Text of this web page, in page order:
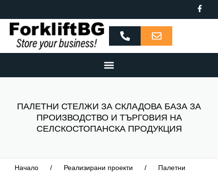
ПАЛЕТНИ СТЕЛЖИ ЗА СКЛАДОВА БАЗА ЗА
ПРОИЗВОДСТВО И ТЪРГОВИЯ НА
СЕЛСКОСТОПАНСКА ПРОДУКЦИЯ
Начало / Реализирани проекти /
Палетни